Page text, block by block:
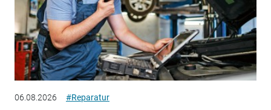
06.08.2026 #Reparatur